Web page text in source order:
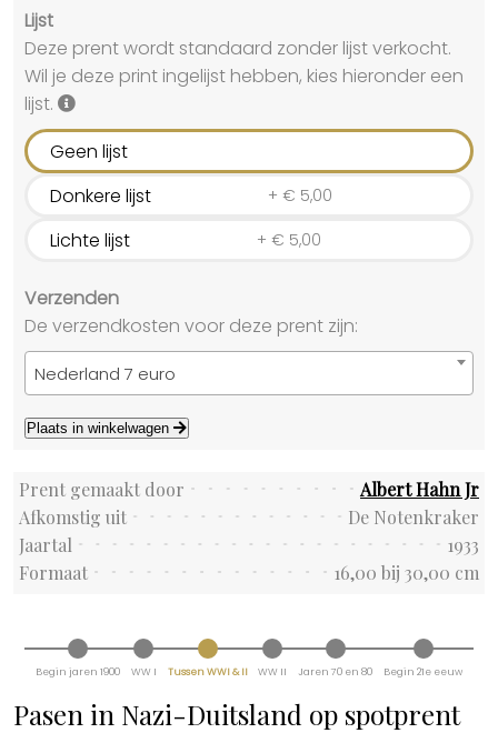
Lijst
Deze prent wordt standaard zonder lijst verkocht.
Wil je deze print ingelijst hebben, kies hieronder een
lijst.
Geen lijst
Donkere lijst
+ € 5,00
Lichte lijst + € 5,00
Verzenden
De verzendkosten voor deze prent zijn:
Nederland 7 euro
Plaats in winkelwagen
Prent gemaakt door
Albert Hahn Jr
Afkomstig uit
De Notenkraker
Jaartal
1933
Formaat
16,00 bij 30,00 cm
Begin jaren 1900 WW I Tussen WWI & II WW II Jaren 70 en 80 Begin 21e eeuw
Pasen in Nazi-Duitsland op spotprent